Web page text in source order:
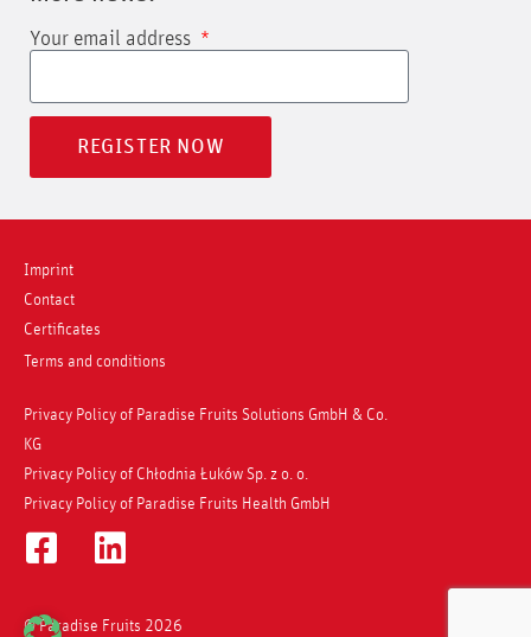
Your email address
REGISTER NOW
Imprint
Contact
Certificates
Terms and conditions
Privacy Policy of Paradise Fruits Solutions GmbH & Co.
KG
Privacy Policy of Chłodnia Łuków Sp. z o. o.
Privacy Policy of Paradise Fruits Health GmbH
© Paradise Fruits 2026